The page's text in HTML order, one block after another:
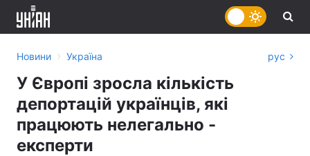
Новини › Україна рус
У Європі зросла кількість
депортацій українців, які
працюють нелегально -
експерти